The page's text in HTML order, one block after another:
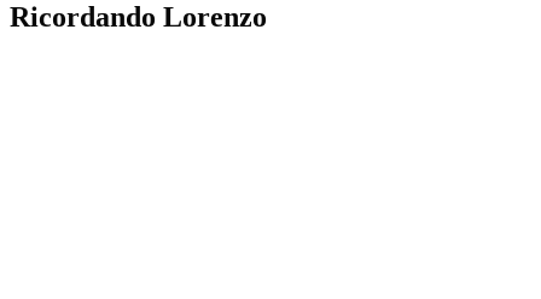
Ricordando Lorenzo